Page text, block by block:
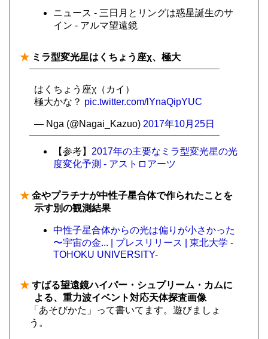
ニュース - 三日月とリングは惑星誕生のサ
イン - アルマ望遠鏡
★ ミラ型変光星はくちょう座χ、極大
はくちょう座χ（カイ）
極大かな？ pic.twitter.com/lYnaQipYUC
— Nga (@Nagai_Kazuo) 2017年10月25日
【参考】 2017年の主要なミラ型変光星の光
度変化予測 - アストロアーツ
★ 金やプラチナが中性子星合体で作られたことを
示す別の観測結果
中性子星合体からの光は偏りが小さかった
〜宇宙の金... | プレスリリース | 東北大学 -
TOHOKU UNIVERSITY-
★ すばる望遠鏡ハイパー・シュプリーム・カムに
よる、重力波イベント対応天体探査画像
「あそびかた」って書いてます。遊びましょ
う。